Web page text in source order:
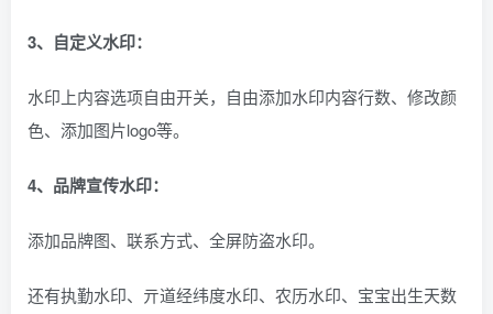
3、自定义水印：
水印上内容选项自由开关，自由添加水印内容行数、修改颜
色、添加图片logo等。
4、品牌宣传水印：
添加品牌图、联系方式、全屏防盗水印。
还有执勤水印、亓道经纬度水印、农历水印、宝宝出生天数